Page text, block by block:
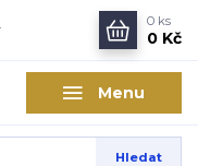
Menu
Hledat
0 ks
0 Kč